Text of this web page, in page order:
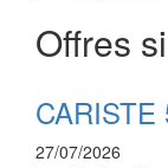
Offres
CARISTE
27/07/2026